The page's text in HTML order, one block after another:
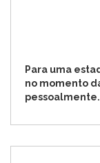
Para uma
no momento
pessoalmente.